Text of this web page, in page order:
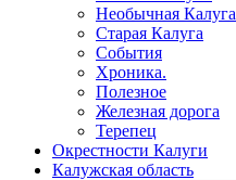
Необычная Калуга
Старая Калуга
События
Хроника.
Полезное
Железная дорога
Терепец
Окрестности Калуги
Калужская область